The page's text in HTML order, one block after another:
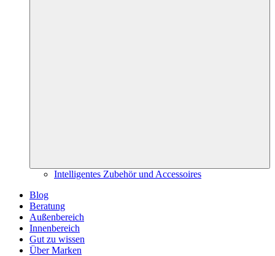
Intelligentes Zubehör und Accessoires
Blog
Beratung
Außenbereich
Innenbereich
Gut zu wissen
Über Marken